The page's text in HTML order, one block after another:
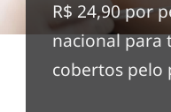
R$ 24,90 por
nacional para
cobertos pelo